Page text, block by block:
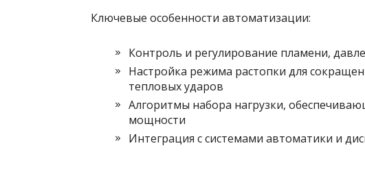
Ключевые особенности автоматизации:
Контроль и регулирование пламени,
Настройка режима растопки для
тепловых ударов
Алгоритмы набора нагрузки,
мощности
Интеграция с системами автоматики и